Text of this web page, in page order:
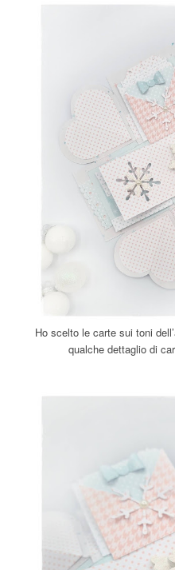
Ho scelto le carte sui toni
qualche dettaglio di